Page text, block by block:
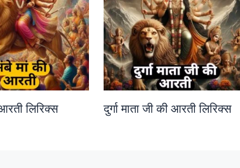
लिरिक्स दुर्गा माता जी की आरती लिरिक्स